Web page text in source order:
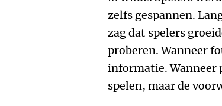
zelfs gespannen.
zag dat spelers
proberen. Wanneer
informatie. Wanneer
spelen, maar de